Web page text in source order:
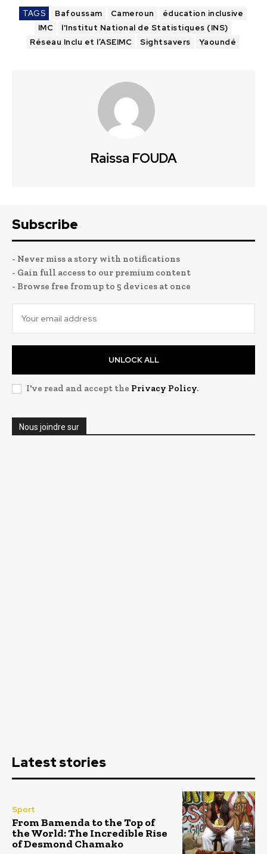
TAGS Bafoussam Cameroun
éducation inclusive
IMC
l'Institut National de Statistiques (INS)
Réseau Inclu et l’ASEIMC
Sightsavers Yaoundé
Raissa FOUDA
Subscribe
- Never miss a story with notifications
- Gain full access to our premium content
- Browse free from up to 5 devices at once
UNLOCK ALL
I've read and accept the Privacy Policy.
Nous joindre sur
Latest stories
Sport
From Bamenda to the Top of
the World: The Incredible Rise
of Desmond Chamako